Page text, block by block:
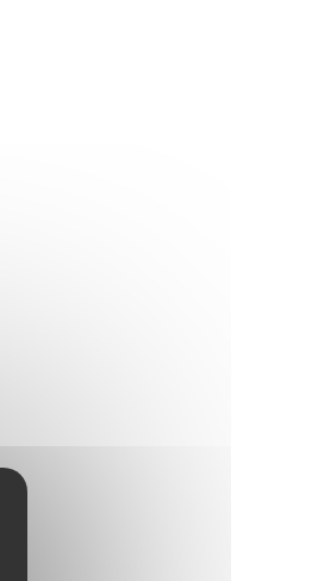
Masquer le bandeau des cookies